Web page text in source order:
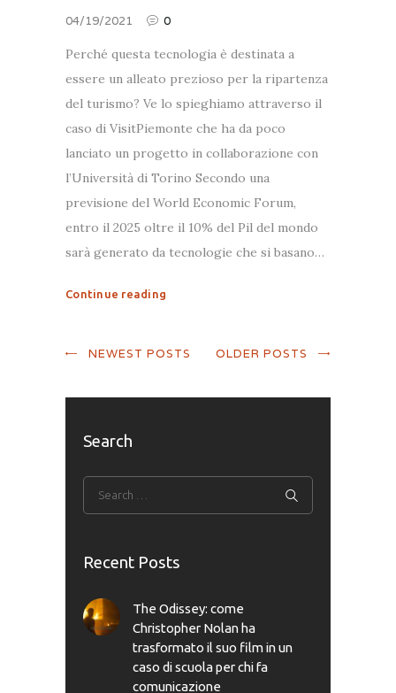
04/19/2021 0
Perché questa tecnologia è destinata a
essere un alleato prezioso per la ripartenza
del turismo? Ve lo spieghiamo attraverso il
caso di VisitPiemonte che ha da poco
lanciato un progetto in collaborazione con
l’Università di Torino Secondo una
previsione del World Economic Forum,
entro il 2025 oltre il 10% del Pil del mondo
sarà generato da tecnologie che si basano…
Continue reading
NEWEST POSTS OLDER POSTS
Search
Recent Posts
The Odissey: come
Christopher Nolan ha
trasformato il suo film in un
caso di scuola per chi fa
comunicazione